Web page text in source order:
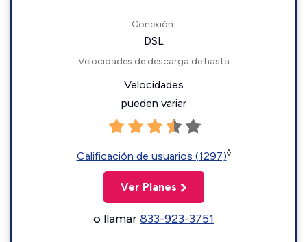
Conexión:
DSL
Velocidades de descarga de hasta
Velocidades
pueden variar
Calificación de usuarios (1297)◊
Ver Planes
o llamar833-923-3751